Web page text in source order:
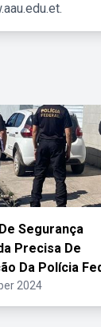
Segurança
Precisa De
Da Polícia
2024